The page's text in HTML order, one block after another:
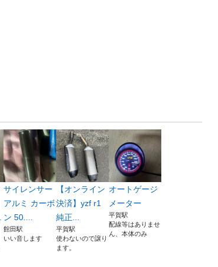
サイレンサー
アルミ カーボ
ン 50....
館田駅
いい音します
【オンライン
決済】yzf r1
純正...
平賀駅
使わないので譲り
ます。
オートゲージ
メーター
平賀駅
配線等はありませ
ん、本体のみ